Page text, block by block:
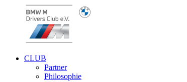
CLUB
Partner
Philosophie